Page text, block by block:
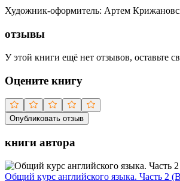
Художник-оформитель: Артем
отзывы
У этой книги ещё нет отзывов, оставьте
Оцените книгу
Опубликовать отзыв
книги автора
Общий курс английского языка. Часть 2